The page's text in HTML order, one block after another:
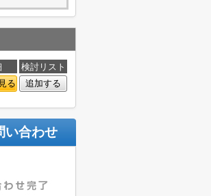
検討リスト
る 追加する
い合わせ